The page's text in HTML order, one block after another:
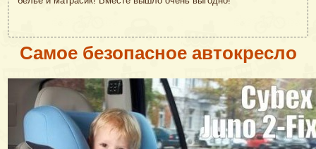
Самое безопасное автокресло